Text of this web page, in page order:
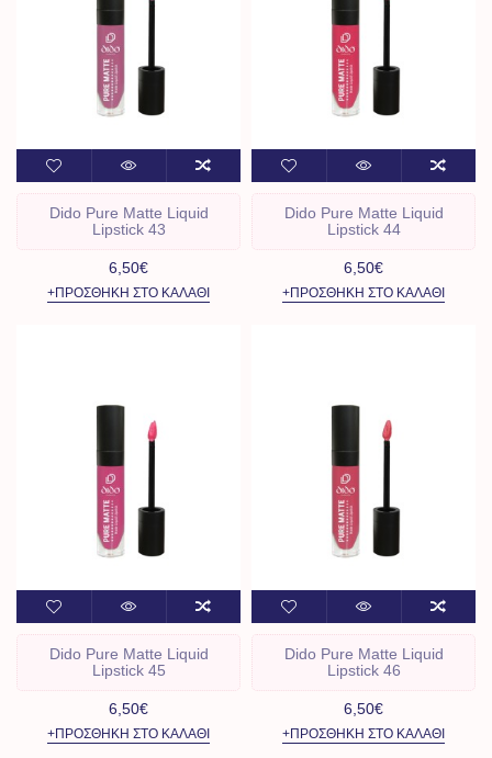
Dido Pure Matte Liquid
Lipstick 43
6,50€
+ΠΡΟΣΘΉΚΗ ΣΤΟ ΚΑΛΆΘΙ
Dido Pure Matte Liquid
Lipstick 44
6,50€
+ΠΡΟΣΘΉΚΗ ΣΤΟ ΚΑΛΆΘΙ
Dido Pure Matte Liquid
Lipstick 45
6,50€
+ΠΡΟΣΘΉΚΗ ΣΤΟ ΚΑΛΆΘΙ
Dido Pure Matte Liquid
Lipstick 46
6,50€
+ΠΡΟΣΘΉΚΗ ΣΤΟ ΚΑΛΆΘΙ